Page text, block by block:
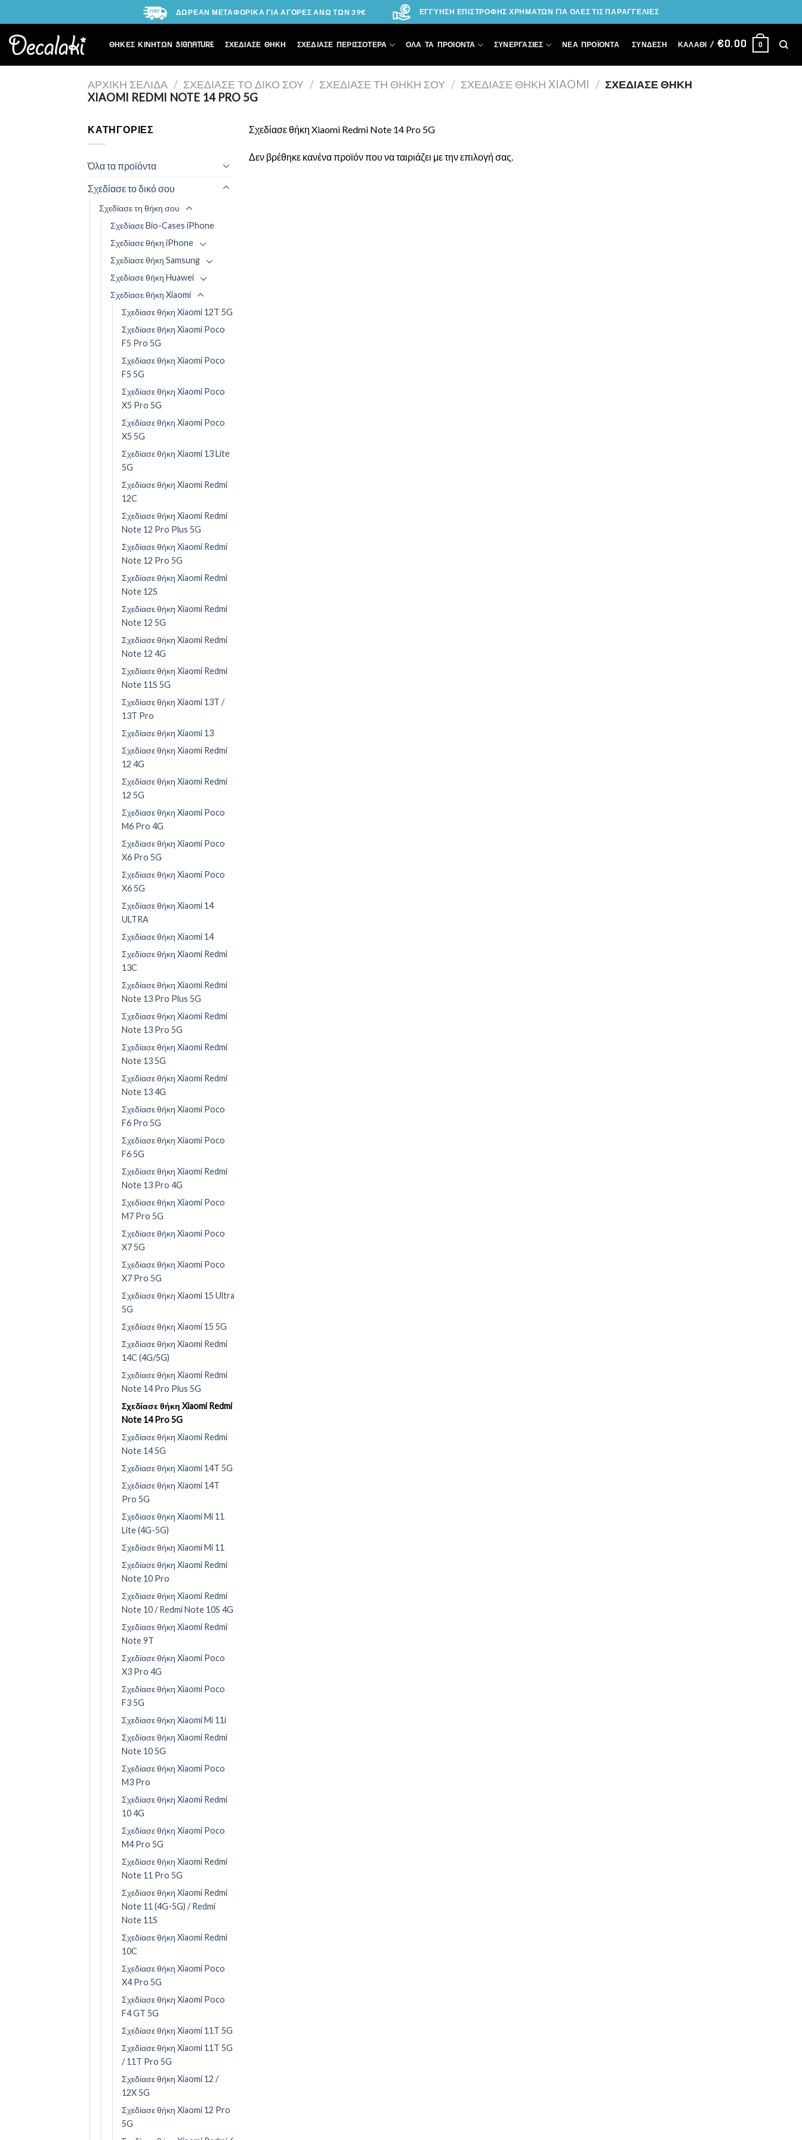
to
content
ΔΩΡΕΑΝ ΜΕΤΑΦΟΡΙΚΑ ΓΙΑ ΑΓΟΡΕΣ ΑΝΩ ΤΩΝ 39€ ΕΓΓΥΗΣΗ ΕΠΙΣΤΡΟΦΗΣ ΧΡΗΜΑΤΩΝ ΓΙΑ ΟΛΕΣ ΤΙΣ ΠΑΡΑΓΓΕΛΙΕΣ
ΘΗΚΕΣ ΚΙΝΗΤΩΝ SIGNATURE ΣΧΕΔΙΑΣΕ ΘΗΚΗ ΣΧΕΔΙΑΣΕ ΠΕΡΙΣΣΟΤΕΡΑ ΟΛΑ ΤΑ ΠΡΟΙΟΝΤΑ ΣΥΝΕΡΓΑΣΙΕΣ ΝΕΑ ΠΡΟΪΟΝΤΑ ΣΎΝΔΕΣΗ ΚΑΛΆΘΙ / €0.00 0
ΑΡΧΙΚΉ ΣΕΛΊΔΑ / ΣΧΕΔΊΑΣΕ ΤΟ ΔΙΚΌ ΣΟΥ / ΣΧΕΔΊΑΣΕ ΤΗ ΘΉΚΗ ΣΟΥ / ΣΧΕΔΊΑΣΕ ΘΉΚΗ XIAOMI / ΣΧΕΔΊΑΣΕ ΘΉΚΗ
XIAOMI REDMI NOTE 14 PRO 5G
ΚΑΤΗΓΟΡΊΕΣ
Όλα τα προϊόντα
Σχεδίασε το δικό σου
Σχεδίασε τη θήκη σου
Σχεδίασε Bio-Cases iPhone
Σχεδίασε θήκη iPhone
Σχεδίασε θήκη Samsung
Σχεδίασε θήκη Huawei
Σχεδίασε θήκη Xiaomi
Σχεδίασε θήκη Xiaomi 12T 5G
Σχεδίασε θήκη Xiaomi Poco
F5 Pro 5G
Σχεδίασε θήκη Xiaomi Poco
F5 5G
Σχεδίασε θήκη Xiaomi Poco
X5 Pro 5G
Σχεδίασε θήκη Xiaomi Poco
X5 5G
Σχεδίασε θήκη Xiaomi 13 Lite
5G
Σχεδίασε θήκη Xiaomi Redmi
12C
Σχεδίασε θήκη Xiaomi Redmi
Note 12 Pro Plus 5G
Σχεδίασε θήκη Xiaomi Redmi
Note 12 Pro 5G
Σχεδίασε θήκη Xiaomi Redmi
Note 12S
Σχεδίασε θήκη Xiaomi Redmi
Note 12 5G
Σχεδίασε θήκη Xiaomi Redmi
Note 12 4G
Σχεδίασε θήκη Xiaomi Redmi
Note 11S 5G
Σχεδίασε θήκη Xiaomi 13T /
13T Pro
Σχεδίασε θήκη Xiaomi 13
Σχεδίασε θήκη Xiaomi Redmi
12 4G
Σχεδίασε θήκη Xiaomi Redmi
12 5G
Σχεδίασε θήκη Xiaomi Poco
M6 Pro 4G
Σχεδίασε θήκη Xiaomi Poco
X6 Pro 5G
Σχεδίασε θήκη Xiaomi Poco
X6 5G
Σχεδίασε θήκη Xiaomi 14
ULTRA
Σχεδίασε θήκη Xiaomi 14
Σχεδίασε θήκη Xiaomi Redmi
13C
Σχεδίασε θήκη Xiaomi Redmi
Note 13 Pro Plus 5G
Σχεδίασε θήκη Xiaomi Redmi
Note 13 Pro 5G
Σχεδίασε θήκη Xiaomi Redmi
Note 13 5G
Σχεδίασε θήκη Xiaomi Redmi
Note 13 4G
Σχεδίασε θήκη Xiaomi Poco
F6 Pro 5G
Σχεδίασε θήκη Xiaomi Poco
F6 5G
Σχεδίασε θήκη Xiaomi Redmi
Note 13 Pro 4G
Σχεδίασε θήκη Xiaomi Poco
M7 Pro 5G
Σχεδίασε θήκη Xiaomi Poco
X7 5G
Σχεδίασε θήκη Xiaomi Poco
X7 Pro 5G
Σχεδίασε θήκη Xiaomi 15 Ultra
5G
Σχεδίασε θήκη Xiaomi 15 5G
Σχεδίασε θήκη Xiaomi Redmi
14C (4G/5G)
Σχεδίασε θήκη Xiaomi Redmi
Note 14 Pro Plus 5G
Σχεδίασε θήκη Xiaomi Redmi
Note 14 Pro 5G
Σχεδίασε θήκη Xiaomi Redmi
Note 14 5G
Σχεδίασε θήκη Xiaomi 14T 5G
Σχεδίασε θήκη Xiaomi 14T
Pro 5G
Σχεδίασε θήκη Xiaomi Mi 11
Lite (4G-5G)
Σχεδίασε θήκη Xiaomi Mi 11
Σχεδίασε θήκη Xiaomi Redmi
Note 10 Pro
Σχεδίασε θήκη Xiaomi Redmi
Note 10 / Redmi Note 10S 4G
Σχεδίασε θήκη Xiaomi Redmi
Note 9T
Σχεδίασε θήκη Xiaomi Poco
X3 Pro 4G
Σχεδίασε θήκη Xiaomi Poco
F3 5G
Σχεδίασε θήκη Xiaomi Mi 11i
Σχεδίασε θήκη Xiaomi Redmi
Note 10 5G
Σχεδίασε θήκη Xiaomi Poco
M3 Pro
Σχεδίασε θήκη Xiaomi Redmi
10 4G
Σχεδίασε θήκη Xiaomi Poco
M4 Pro 5G
Σχεδίασε θήκη Xiaomi Redmi
Note 11 Pro 5G
Σχεδίασε θήκη Xiaomi Redmi
Note 11 (4G-5G) / Redmi
Note 11S
Σχεδίασε θήκη Xiaomi Redmi
10C
Σχεδίασε θήκη Xiaomi Poco
X4 Pro 5G
Σχεδίασε θήκη Xiaomi Poco
F4 GT 5G
Σχεδίασε θήκη Xiaomi 11T 5G
Σχεδίασε θήκη Xiaomi 11T 5G
/ 11T Pro 5G
Σχεδίασε θήκη Xiaomi 12 /
12X 5G
Σχεδίασε θήκη Xiaomi 12 Pro
5G
Σχεδίασε θήκη Xiaomi Redmi Note 14 Pro 5G
Δεν βρέθηκε κανένα προϊόν που να ταιριάζει με την επιλογή σας.